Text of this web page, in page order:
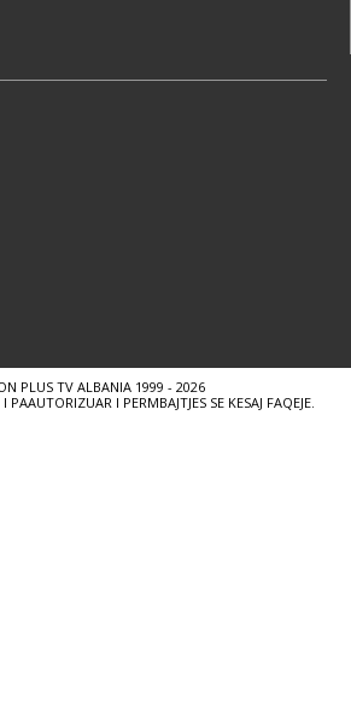
PLUS TV ALBANIA 1999 - 2026
I PERMBAJTJES SE KESAJ FAQEJE.